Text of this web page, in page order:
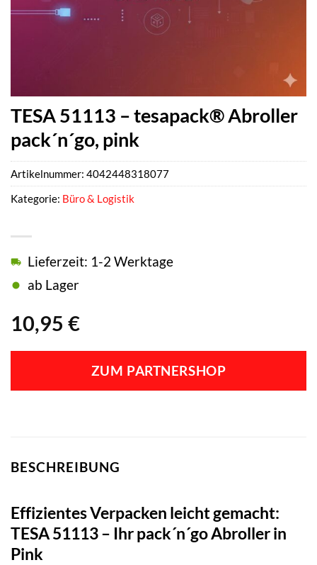
TESA 51113 – tesapack® Abroller
pack´n´go, pink
10,95 €
Lieferzeit: 1-2 Werktage
ab Lager
ZUM PARTNERSHOP
Artikelnummer: 4042448318077
Kategorie: Büro & Logistik
BESCHREIBUNG
Effizientes Verpacken leicht gemacht:
TESA 51113 – Ihr pack´n´go Abroller in
Pink